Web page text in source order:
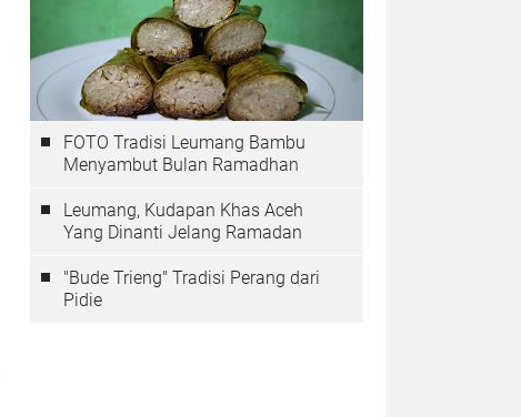
FOTO Tradisi Leumang Bambu
Menyambut Bulan Ramadhan
Leumang, Kudapan Khas Aceh
Yang Dinanti Jelang Ramadan
"Bude Trieng" Tradisi Perang dari
Pidie